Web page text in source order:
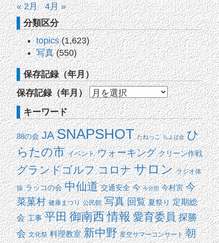
« 2月
4月 »
分類区分
topics(1,623)
写真(550)
保存記録（年月）
保存記録（年月）
キーワード
88の会 JA SNAPSHOT たねっこ ちよは会 ひ
らたの市 イベント ウォーキング クリーン作戦
グランドゴルフ コロナ サロン ラジオ体
操 ラッコの会 中仙道 交通安全 今 今分団 今村宮 今
菜菓村 健康まつり 公民館 写真 回覧 夏祭り 定期総
会 工事 平田御南西情報 愛育委員 探勝
会 文化祭 料理教室 新中野 星空サマーコンサート 朝